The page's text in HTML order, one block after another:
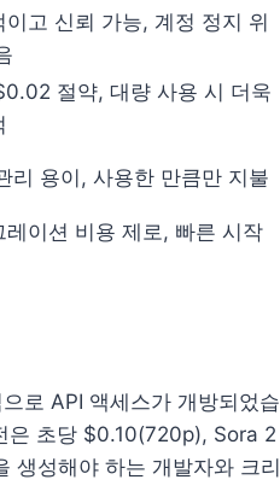
이고 신뢰 가능, 계정 정지 위
절약, 대량 사용 시 더욱
리 용이, 사용한 만큼만 지불
레이션 비용 제로, 빠른 시작
로 API 액세스가 개방되었습
은 초당 $0.10(720p), Sora 2
성해야 하는 개발자와 크리